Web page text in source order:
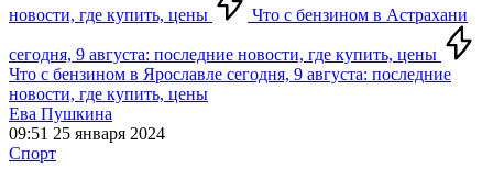
новости, где купить, цены Что с бензином в Астрахани
сегодня, 9 августа: последние новости, где купить, цены
Что с бензином в Ярославле сегодня, 9 августа: последние
новости, где купить, цены
Ева Пушкина
09:51 25 января 2024
Спорт